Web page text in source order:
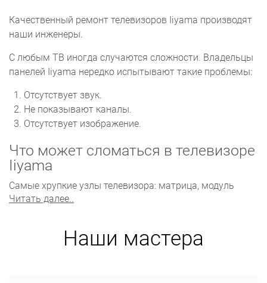
Качественный ремонт телевизоров Iiyama производят
наши инженеры.
С любым ТВ иногда случаются сложности. Владельцы
панелей Iiyama нередко испытывают такие проблемы:
Отсутствует звук.
Не показывают каналы.
Отсутствует изображение.
Что может сломаться в телевизоре
Iiyama
Самые хрупкие узлы телевизора: матрица, модуль
питания, материнская плата. Множество проблем
Главный компонент устройства ‒ матрица. Она не
подлежит ремонту. Замена по цене равна
Читать далее..
Наши мастера